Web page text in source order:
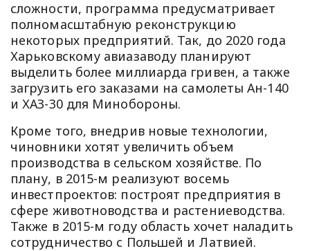
сложности, программа предусматривает
полномасштабную реконструкцию
некоторых предприятий. Так, до 2020 года
Харьковскому авиазаводу планируют
выделить более миллиарда гривен, а также
загрузить его заказами на самолеты Ан-140
и ХАЗ-30 для Минобороны.
Кроме того, внедрив новые технологии,
чиновники хотят увеличить объем
производства в сельском хозяйстве. По
плану, в 2015-м реализуют восемь
инвестпроектов: построят предприятия в
сфере животноводства и растениеводства.
Также в 2015-м году область хочет наладить
сотрудничество с Польшей и Латвией.